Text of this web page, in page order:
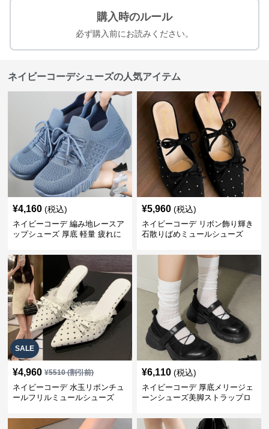
購入時のルール
必ず購入前にお読みください。
ネイビーコーデシューズの人気アイテム
¥4,160 (税込)
ネイビーコーデ 編み地レースア
ップシューズ 厚底 軽量 疲れに
¥5,960 (税込)
ネイビーコーデ リボン飾り輝き
石散りばめミュールシューズ
SALE
¥4,960 ¥5510(割引前)
ネイビーコーデ 水玉リボンチュ
ールフリルミュールシューズ
¥6,110 (税込)
ネイビーコーデ 厚底メリージェ
ーンシューズ美脚ストラップロ